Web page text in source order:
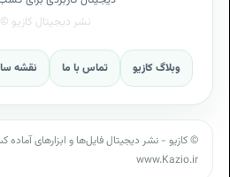
وبلاگ کازیو تماس با ما نقشه
© کازیو - نشر دیجیتال فایل‌ها و ابزارهای آماده
www.Kazio.ir